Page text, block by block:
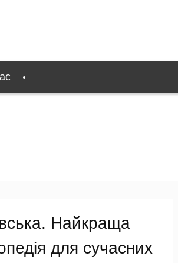
Найкраща
для сучасних